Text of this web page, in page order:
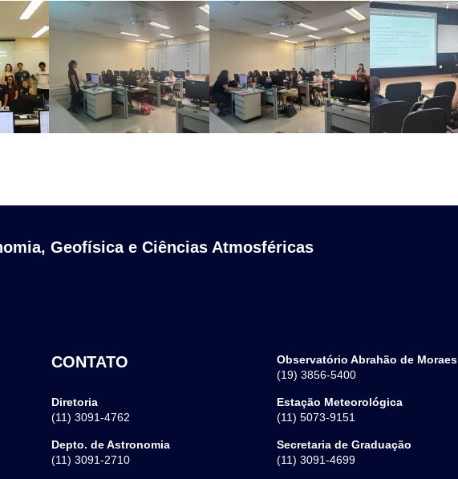
Geofísica e Ciências Atmosféricas
CONTATO
Diretoria
(11) 3091-4762
Depto. de Astronomia
(11) 3091-2710
Observatório Abrahão de Moraes
(19) 3856-5400
Estação Meteorológica
(11) 5073-9151
Secretaria de Graduação
(11) 3091-4699